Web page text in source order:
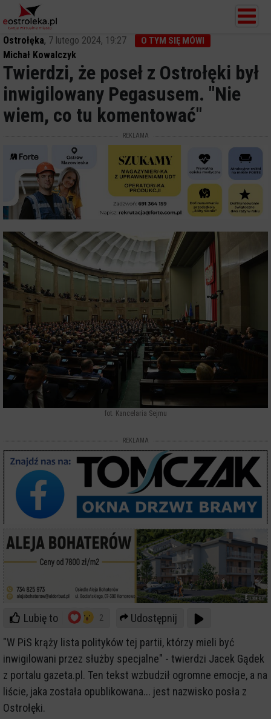
Ostrołęka, 7 lutego 2024, 19:27 O TYM SIĘ MÓWI
Michał Kowalczyk
Twierdzi, że poseł z Ostrołęki był
inwigilowany Pegasusem. "Nie
wiem, co tu komentować"
REKLAMA
fot. Kancelaria Sejmu
REKLAMA
Lubię to 2
Udostępnij
"W PiS krąży lista polityków tej partii, którzy mieli być
inwigilowani przez służby specjalne" - twierdzi Jacek Gądek
z portalu gazeta.pl. Ten tekst wzbudził ogromne emocje, a na
liście, jaka została opublikowana... jest nazwisko posła z
Ostrołęki.